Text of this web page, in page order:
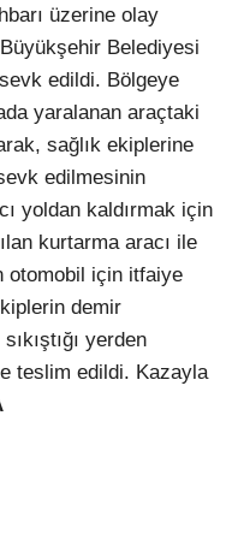
üzerine olay
Belediyesi
edildi. Bölgeye
yaralanan araçtaki
sağlık ekiplerine
edilmesinin
yoldan kaldırmak için
kurtarma aracı ile
otomobil için itfaiye
demir
yerden
teslim edildi. Kazayla